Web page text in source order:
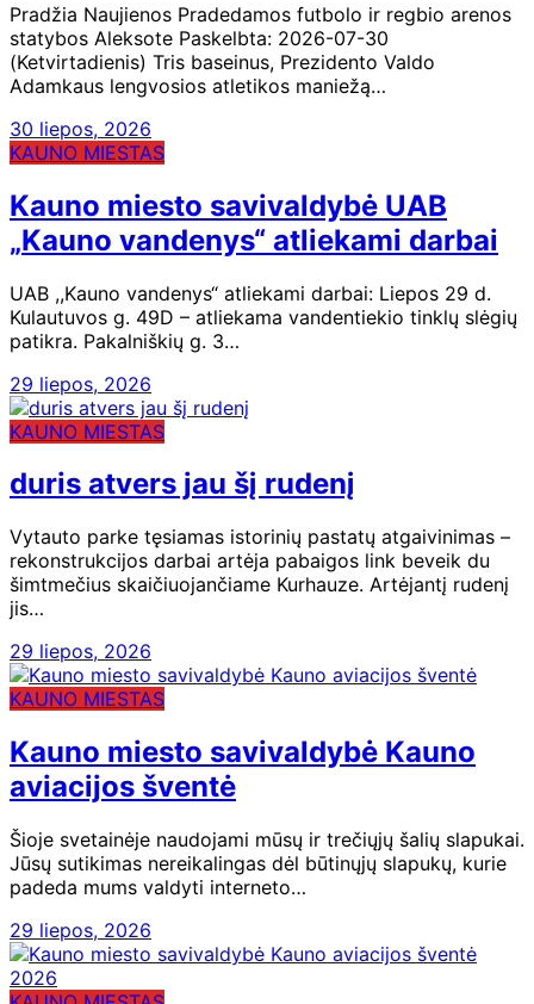
Pradžia Naujienos Pradedamos futbolo ir regbio arenos
statybos Aleksote Paskelbta: 2026-07-30
(Ketvirtadienis) Tris baseinus, Prezidento Valdo
Adamkaus lengvosios atletikos maniežą…
30 liepos, 2026
KAUNO MIESTAS
Kauno miesto savivaldybė UAB
„Kauno vandenys“ atliekami darbai
UAB ,,Kauno vandenys“ atliekami darbai: Liepos 29 d.
Kulautuvos g. 49D – atliekama vandentiekio tinklų slėgių
patikra. Pakalniškių g. 3…
29 liepos, 2026
KAUNO MIESTAS
duris atvers jau šį rudenį
Vytauto parke tęsiamas istorinių pastatų atgaivinimas –
rekonstrukcijos darbai artėja pabaigos link beveik du
šimtmečius skaičiuojančiame Kurhauze. Artėjantį rudenį
jis…
29 liepos, 2026
KAUNO MIESTAS
Kauno miesto savivaldybė Kauno
aviacijos šventė
Šioje svetainėje naudojami mūsų ir trečiųjų šalių slapukai.
Jūsų sutikimas nereikalingas dėl būtinųjų slapukų, kurie
padeda mums valdyti interneto…
29 liepos, 2026